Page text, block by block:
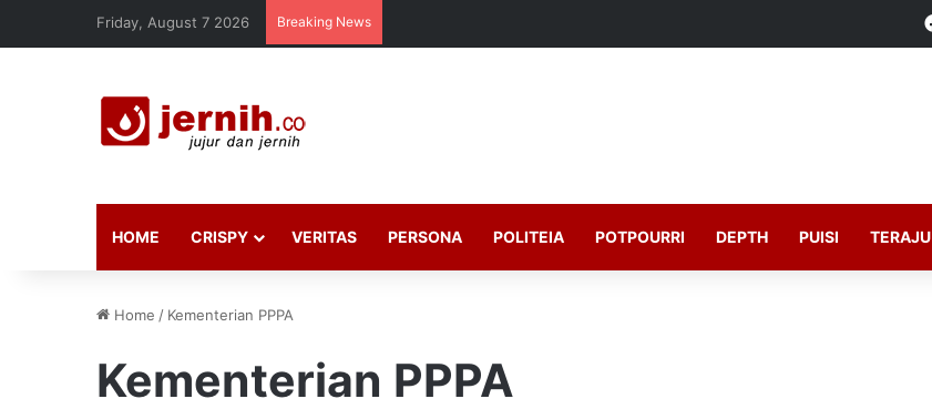
Friday, August 7 2026 Breaking News
HOME CRISPY VERITAS PERSONA POLITEIA POTPOURRI DEPTH PUISI TERAJU
Home / Kementerian PPPA
Kementerian PPPA